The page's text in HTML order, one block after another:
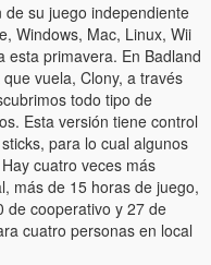
su juego independiente
Windows, Mac, Linux, Wii
esta primavera. En Badland
vuela, Clony, a través
todo tipo de
Esta versión tiene control
para lo cual algunos
cuatro veces más
más de 15 horas de juego,
de cooperativo y 27 de
cuatro personas en local